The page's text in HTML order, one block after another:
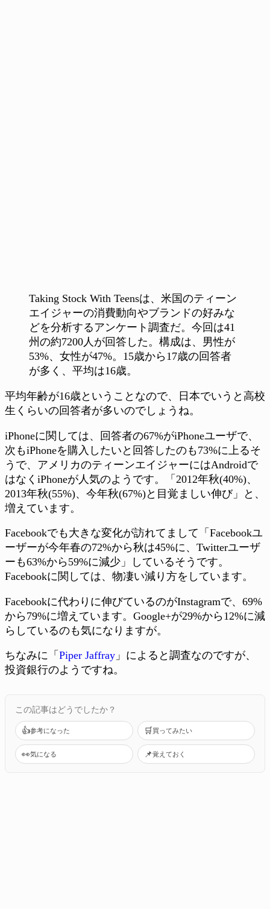
Taking Stock With Teensは、米国のティーン
エイジャーの消費動向やブランドの好みな
どを分析するアンケート調査だ。今回は41
州の約7200人が回答した。構成は、男性が
53%、女性が47%。15歳から17歳の回答者
が多く、平均は16歳。
平均年齢が16歳ということなので、日本でいうと高校
生くらいの回答者が多いのでしょうね。
iPhoneに関しては、回答者の67%がiPhoneユーザで、
次もiPhoneを購入したいと回答したのも73%に上るそ
うで、アメリカのティーンエイジャーにはAndroidで
はなくiPhoneが人気のようです。「2012年秋(40%)、
2013年秋(55%)、今年秋(67%)と目覚ましい伸び」と、
増えています。
Facebookでも大きな変化が訪れてまして「Facebookユ
ーザーが今年春の72%から秋は45%に、Twitterユーザ
ーも63%から59%に減少」しているそうです。
Facebookに関しては、物凄い減り方をしています。
Facebookに代わりに伸びているのがInstagramで、69%
から79%に増えています。Google+が29%から12%に減
らしているのも気になりますが。
ちなみに「 Piper Jaffray 」によると調査なのですが、
投資銀行のようですね。
この記事はどうでしたか？
👍参考になった 🛒買ってみたい
👀気になる 📌覚えておく